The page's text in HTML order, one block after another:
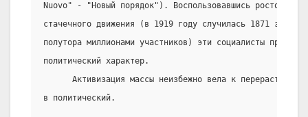
Nuovo" - "Новый порядок"). Воспользовавшись ростом в
стачечного движения (в 1919 году случилась 1871
полутора миллионами участников) эти социалисты придали
политический характер.
Активизация массы неизбежно вела к перерастанию
в политический.